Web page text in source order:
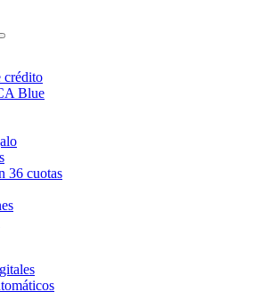
crédito
Blue
36 cuotas